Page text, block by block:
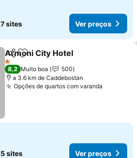
7 sites Ver preços
PartilharAdicionar aos favoritos
Armoni City Hotel
1 Estrelas
8,2 Muito boa
500
a 3.6 km de Caddebostan
Opções de quartos com varanda
5 sites Ver preços